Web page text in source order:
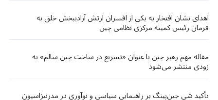
اهدای نشان افتخار به یکی از افسران ارتش آزادیبخش خلق به
فرمان رئیس کمیته مرکزی نظامی چین
مقاله مهم رهبر چین با عنوان «تسریع در ساخت چین سالم» به
زودی منتشر می‌شود
تأکید شی جین‌پینگ بر راهنمایی سیاسی و نوآوری در مدرنیزاسیون